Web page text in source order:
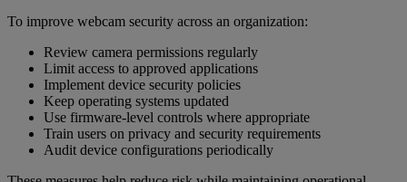
To improve webcam security across an organization:
Review camera permissions regularly
Limit access to approved applications
Implement device security policies
Keep operating systems updated
Use firmware-level controls where appropriate
Train users on privacy and security requirements
Audit device configurations periodically